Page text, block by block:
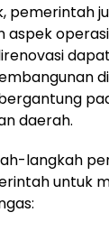
pemerintah
daerah.
langkah
untuk